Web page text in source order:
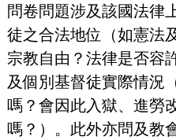
問卷問題涉及該國法律
徒之合法地位（如憲法
宗教自由？法律是否容
及個別基督徒實際情況
嗎？會因此入獄、進勞
嗎？）。此外亦問及教